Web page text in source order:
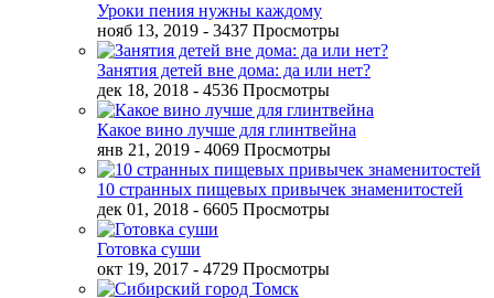
Уроки пения нужны каждому
нояб 13, 2019 - 3437 Просмотры
Занятия детей вне дома: да или нет?
дек 18, 2018 - 4536 Просмотры
Какое вино лучше для глинтвейна
янв 21, 2019 - 4069 Просмотры
10 странных пищевых привычек знаменитостей
дек 01, 2018 - 6605 Просмотры
Готовка суши
окт 19, 2017 - 4729 Просмотры